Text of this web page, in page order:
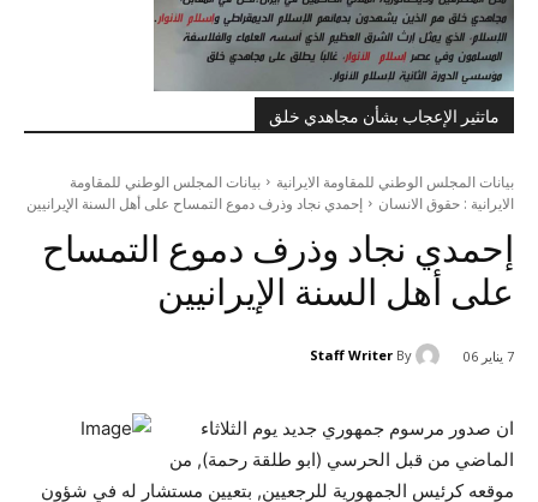
ماتثير الإعجاب بشأن مجاهدي خلق
بيانات المجلس الوطني للمقاومة الايرانية
بيانات المجلس الوطني للمقاومة
الايرانية : حقوق الانسان
إحمدي نجاد وذرف دموع التمساح على أهل السنة الإيرانيين
إحمدي نجاد وذرف دموع التمساح
على أهل السنة الإيرانيين
7 يناير 06 By
Staff Writer
ان صدور مرسوم جمهوري جديد يوم الثلاثاء
الماضي من قبل الحرسي (ابو طلقة رحمة), من
موقعه كرئيس الجمهورية للرجعيين, بتعيين مستشار له في شؤون